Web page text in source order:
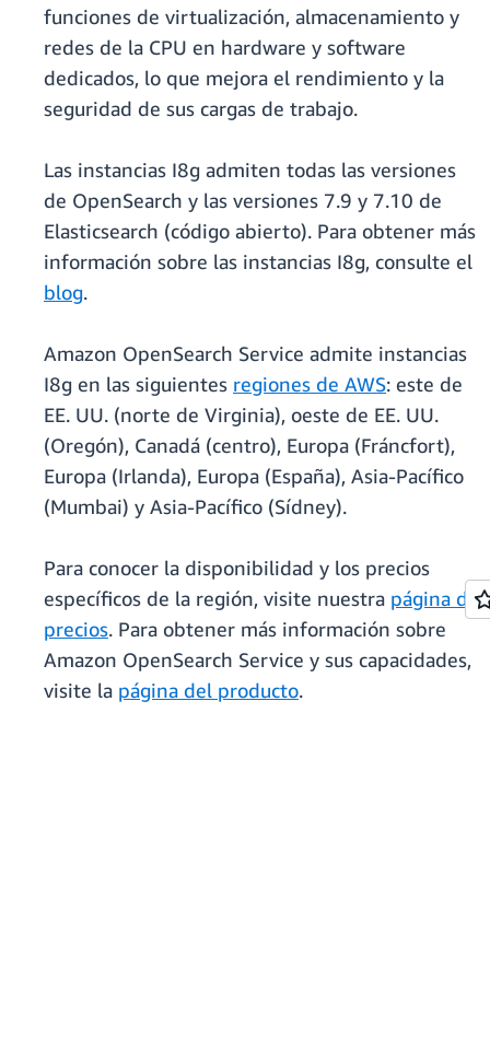
funciones de virtualización, almacenamiento y
redes de la CPU en hardware y software
dedicados, lo que mejora el rendimiento y la
seguridad de sus cargas de trabajo.
Las instancias I8g admiten todas las versiones
de OpenSearch y las versiones 7.9 y 7.10 de
Elasticsearch (código abierto). Para obtener más
información sobre las instancias I8g, consulte el
blog.
Amazon OpenSearch Service admite instancias
I8g en las siguientes regiones de AWS: este de
EE. UU. (norte de Virginia), oeste de EE. UU.
(Oregón), Canadá (centro), Europa (Fráncfort),
Europa (Irlanda), Europa (España), Asia-Pacífico
(Mumbai) y Asia-Pacífico (Sídney).
Para conocer la disponibilidad y los precios
específicos de la región, visite nuestra página de
precios. Para obtener más información sobre
Amazon OpenSearch Service y sus capacidades,
visite la página del producto.